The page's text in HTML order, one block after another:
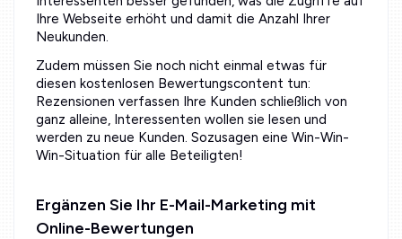
Ihre Webseite erhöht und damit die Anzahl Ihrer
Neukunden.
Zudem müssen Sie noch nicht einmal etwas für
diesen kostenlosen Bewertungscontent tun:
Rezensionen verfassen Ihre Kunden schließlich von
ganz alleine, Interessenten wollen sie lesen und
werden zu neue Kunden. Sozusagen eine Win-Win-
Win-Situation für alle Beteiligten!
Ergänzen Sie Ihr E-Mail-Marketing mit
Online-Bewertungen